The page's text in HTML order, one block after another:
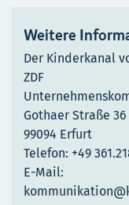
Weitere
Der Kinderkanal
ZDF
Gothaer Straße 36
99094 Erfurt
Telefon: +49
E-Mail: